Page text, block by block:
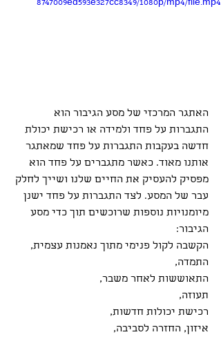
8747009ed593e327cc8349/1080p/mp4/file.mp4
האתגר המרכזי של מסע הגיבור הוא
התגברות על פחד ולמידה או רכישת יכולת
חדשה בעקבות התגברות על פחד שמאתגר
אותנו מאוד. כאשר מתגברים על פחד הוא
מפסיק להעסיק את החיים שלנו ושייך לחלק
עבר של המסע. לצד התגברות על פחד ישנן
מיומנויות נוספות שרוכשים תוך כדי מסע
הגיבור:
הקשבה לקול פנימי מתוך נאמנות עצמית,
התמדה,
התאוששות לאחר משבר,
תעוזה,
רכישת יכולות חדשות,
איזון, החזרה לסביבה,